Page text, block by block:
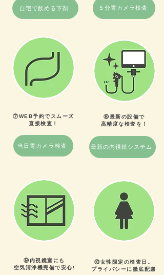
自宅で飲める下剤 ５分胃カメラ検査
⑦WEB予約でスムーズ
直接検査！
当日胃カメラ検査
⑧最新の設備で
​高精度な検査を！
最新の内視鏡システム
⑨内視鏡室にも
​空気清浄機完備で安心!
⑩女性限定の検査日。
​プライバシーに徹底配慮